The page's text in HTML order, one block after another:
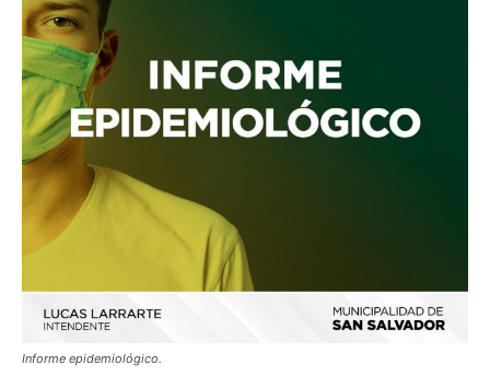
Informe epidemiológico.